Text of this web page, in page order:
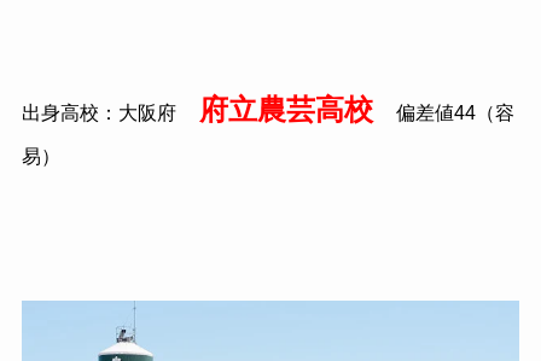
出身高校：大阪府 府立農芸高校 偏差値44（容
易）